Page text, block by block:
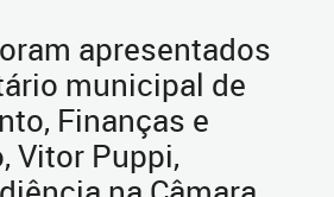
apresentados
municipal de
Finanças e
Vitor Puppi,